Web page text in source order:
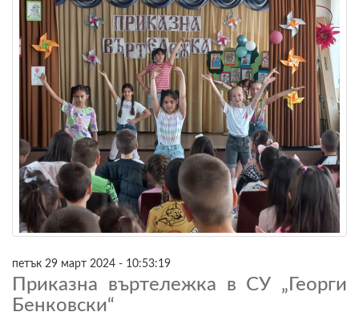
петък 29 март 2024 - 10:53:19
Приказна въртележка в СУ „Георги
Бенковски“